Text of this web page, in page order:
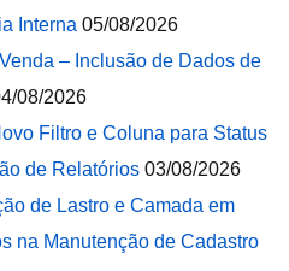
Interna 05/08/2026
– Inclusão de Dados de
08/2026
Filtro e Coluna para Status
de Relatórios 03/08/2026
de Lastro e Camada em
na Manutenção de Cadastro